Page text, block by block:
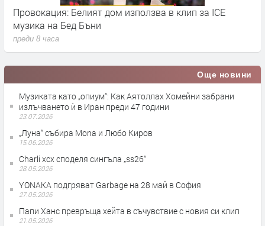
Провокация: Белият дом използва в клип за ICE
музика на Бед Бъни
преди 8 часа
Още новини
Музиката като „опиум“: Как Аятоллах Хомейни забрани
излъчването ѝ в Иран преди 47 години
23.07.2026
„Луна“ събира Mona и Любо Киров
15.06.2026
Charli xcx споделя сингъла „ss26“
28.05.2026
YONAKA подгряват Garbage на 28 май в София
27.05.2026
Папи Ханс превръща хейта в съчувствие с новия си клип
21.05.2026